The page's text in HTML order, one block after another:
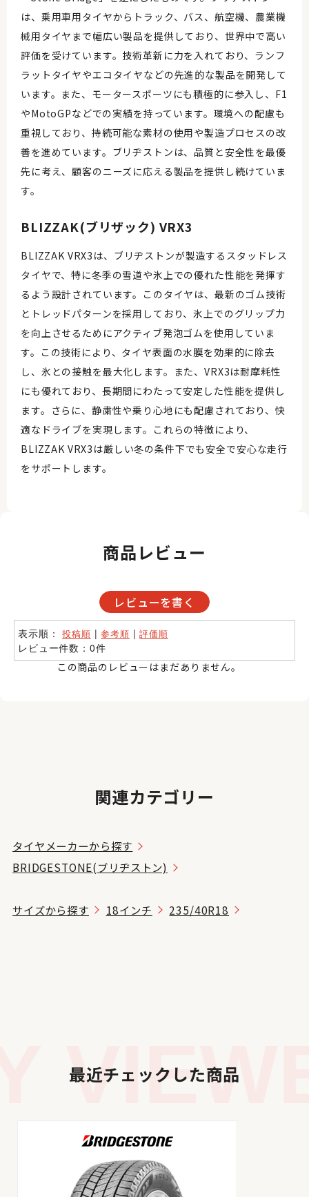
は、乗用車用タイヤからトラック、バス、航空機、農業機
械用タイヤまで幅広い製品を提供しており、世界中で高い
評価を受けています。技術革新に力を入れており、ランフ
ラットタイヤやエコタイヤなどの先進的な製品を開発して
います。また、モータースポーツにも積極的に参入し、F1
やMotoGPなどでの実績を持っています。環境への配慮も
重視しており、持続可能な素材の使用や製造プロセスの改
善を進めています。ブリヂストンは、品質と安全性を最優
先に考え、顧客のニーズに応える製品を提供し続けていま
す。
BLIZZAK(ブリザック) VRX3
BLIZZAK VRX3は、ブリヂストンが製造するスタッドレス
タイヤで、特に冬季の雪道や氷上での優れた性能を発揮す
るよう設計されています。このタイヤは、最新のゴム技術
とトレッドパターンを採用しており、氷上でのグリップ力
を向上させるためにアクティブ発泡ゴムを使用していま
す。この技術により、タイヤ表面の水膜を効果的に除去
し、氷との接触を最大化します。また、VRX3は耐摩耗性
にも優れており、長期間にわたって安定した性能を提供し
ます。さらに、静粛性や乗り心地にも配慮されており、快
適なドライブを実現します。これらの特徴により、
BLIZZAK VRX3は厳しい冬の条件下でも安全で安心な走行
をサポートします。
商品レビュー
レビューを書く
表示順：投稿順 |参考順 |評価順
レビュー件数：0件
この商品のレビューはまだありません。
関連カテゴリー
タイヤメーカーから探す
BRIDGESTONE(ブリヂストン)
サイズから探す 18インチ 235/40R18
最近チェックした商品